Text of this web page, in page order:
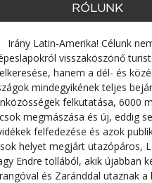
RÓLUNK
Irány Latin-Amerika! Célunk
visszaköszönő
hanem a dél- és
mindegyikének teljes
felkutatása, 6000
megmászása és új, eddig
felfedezése és azok
helyet megjárt utazópáros,
Endre tollából, akik újabban
és Zaránddal utaznak a